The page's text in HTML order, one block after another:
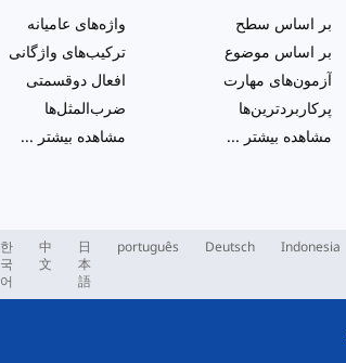
بر اساس سطح
بر اساس موضوع
آزمون‌های مهارت
پرکاربردترین‌ها
مشاهده بیشتر ...
واژه‌های عامیانه
ترکیب‌های واژگانی
افعال دوقسمتی
ضرب‌المثل‌ها
مشاهده بیشتر ...
Indonesia
Deutsch
português
日
本
語
中
文
한
국
어